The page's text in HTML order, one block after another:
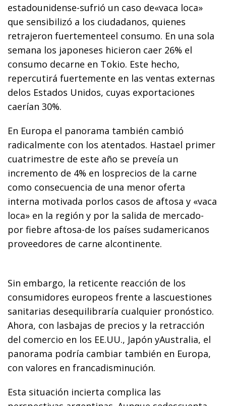
estadounidense-sufrió un caso de«vaca loca»
que sensibilizó a los ciudadanos, quienes
retrajeron fuertementeel consumo. En una sola
semana los japoneses hicieron caer 26% el
consumo decarne en Tokio. Este hecho,
repercutirá fuertemente en las ventas externas
delos Estados Unidos, cuyas exportaciones
caerían 30%.
En Europa el panorama también cambió
radicalmente con los atentados. Hastael primer
cuatrimestre de este año se preveía un
incremento de 4% en losprecios de la carne
como consecuencia de una menor oferta
interna motivada porlos casos de aftosa y «vaca
loca» en la región y por la salida de mercado-
por fiebre aftosa-de los países sudamericanos
proveedores de carne alcontinente.
Sin embargo, la reticente reacción de los
consumidores europeos frente a lascuestiones
sanitarias desequilibraría cualquier pronóstico.
Ahora, con lasbajas de precios y la retracción
del comercio en los EE.UU., Japón yAustralia, el
panorama podría cambiar también en Europa,
con valores en francadisminución.
Esta situación incierta complica las